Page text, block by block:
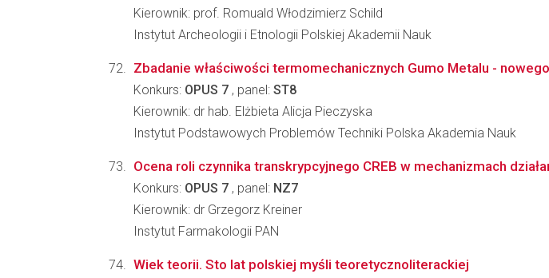
Kierownik: prof. Romuald Włodzimierz Schild
Instytut Archeologii i Etnologii Polskiej Akademii Nauk
Zbadanie właściwości termomechanicznych Gumo Metalu -
Konkurs: OPUS 7 , panel: ST8
Kierownik: dr hab. Elżbieta Alicja Pieczyska
Instytut Podstawowych Problemów Techniki Polska Akademia Nauk
Ocena roli czynnika transkrypcyjnego CREB w mechanizmach
Konkurs: OPUS 7 , panel: NZ7
Kierownik: dr Grzegorz Kreiner
Instytut Farmakologii PAN
Wiek teorii. Sto lat polskiej myśli teoretycznoliterackiej